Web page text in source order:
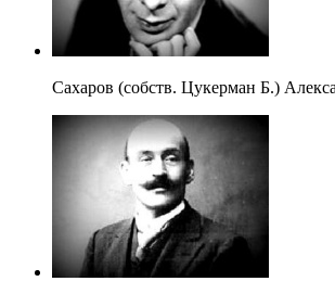
Сахаров (собств. Цукерман Б.)